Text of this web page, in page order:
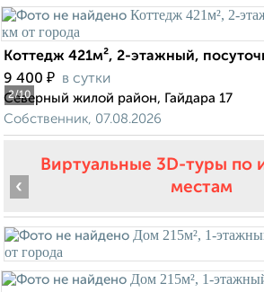
2/10
Коттедж 421м², 2-этажный,
9 400 ₽ в сутки
Северный жилой район, Гайдара 17
Собственник, 07.08.2026
Виртуальные 3D-туры по
местам
‹